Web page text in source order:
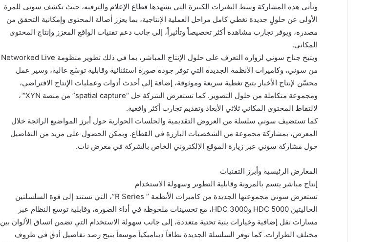
وتأتي هذه المشاركة وسط التغيرات الكبيرة التي يشهدها قطاع الإعلام والترفيه، حيث تكشف سوني للمرة
الأولى عن حلولٍ جديدة تغطي كامل مراحل العملية الإنتاجية، بما يعزز أصالة المحتوى وإمكانية التحقق من
مصدره، ويوفر تجارب مشاهدة أكثر تخصيصاً وتأثيراً، إلى جانب دعم تقنيات الواقع المعزز وإنتاج المحتوى
المكاني.
ويتيح جناح سوني لزواره التعرف على حلول الإنتاج المباشر، بما في ذلك تطوير منظومة Networked Live
من سوني، وكاميرات الأنظمة الجديدة التي توفر جودة صورة استثنائية وقابلية توسّع عالية، وسير عمل
محسّن لإنتاج الأخبار يتيح تغطية سريعة وموثوقة، إضافة إلى أحدث أدوات وعمليات الإنتاج الافتراضي،
ومجموعة متكاملة من حلول التصوير. كما تستعرض الشركة حل “spatial capture” من منصة XYN™️،
لالتقاط المحتوى المكاني ثلاثي الأبعاد وتقديم تجارب أكثر واقعية.
كما تستضيف سوني سلسلة من العروض التقديمية والجلسات الحوارية حول أبرز المواضيع الرائجة خلال
المعرض، بمشاركة مجموعة من الشخصيات البارزة في القطاع. ويمكن الحصول على مزيد من التفاصيل
حول مشاركة سوني عبر زيارة الموقع الإلكتروني الخاص بالشركة في معرض ناب.
المعارض الرئيسية وأبرز التقنيات
إنتاج مباشر يتسم بالمرونة وقابلية التطوير وسهولة الاستخدام
تستعرض سوني مجموعتها الجديدة من كاميرات الأنظمة ” R Series”، التي تستند إلى قوة السلسلتين
الحاليتين HDC 5000 وHDC 3000، مع تحسينات ملحوظة في أداء الصورة، وقابلية توسع النظام عبر
مسارات نقل إضافية وخيارات بنية تحتية متعددة، إلى جانب سهولة الاستخدام التي تضمن اتساق الألوان بين
مختلف الطرازات. كما توفر السلسلة الجديدة نطاقاً ديناميكياً موسعاً يتيح رصد تفاصيل أدق في ظروف